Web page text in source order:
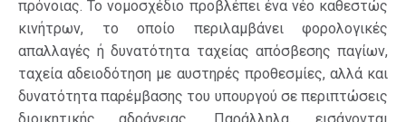
πρόνοιας. Το νομοσχέδιο προβλέπει ένα νέο καθεστώς
κινήτρων, το οποίο περιλαμβάνει φορολογικές
απαλλαγές ή δυνατότητα ταχείας απόσβεσης παγίων,
ταχεία αδειοδότηση με αυστηρές προθεσμίες, αλλά και
δυνατότητα παρέμβασης του υπουργού σε περιπτώσεις